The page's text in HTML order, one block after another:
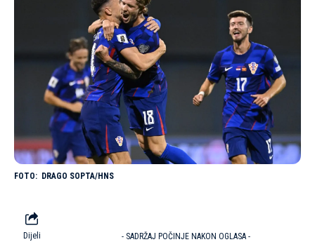
DRAGO SOPTA/HNS
Dijeli - SADRŽAJ POČINJE NAKON OGLASA -